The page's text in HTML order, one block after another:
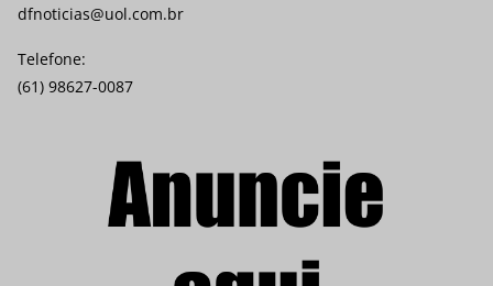
dfnoticias@uol.com.br
Telefone:
(61) 98627-0087